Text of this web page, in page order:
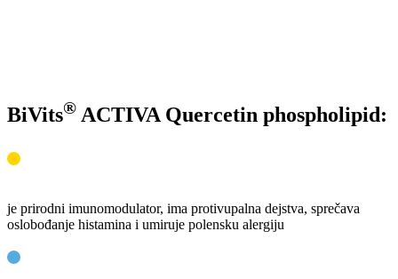
BiVits® ACTIVA Quercetin phospholipid:
je prirodni imunomodulator, ima protivupalna dejstva, sprečava
oslobođanje histamina i umiruje polensku alergiju